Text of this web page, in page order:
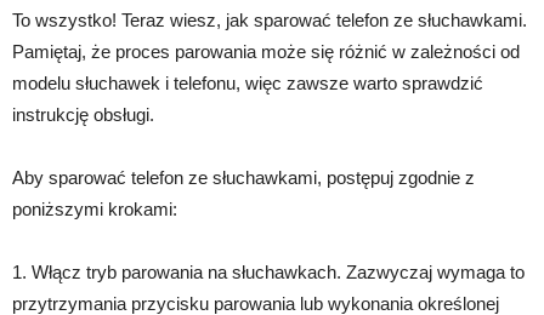
To wszystko! Teraz wiesz, jak sparować telefon ze słuchawkami.
Pamiętaj, że proces parowania może się różnić w zależności od
modelu słuchawek i telefonu, więc zawsze warto sprawdzić
instrukcję obsługi.
Aby sparować telefon ze słuchawkami, postępuj zgodnie z
poniższymi krokami:
1. Włącz tryb parowania na słuchawkach. Zazwyczaj wymaga to
przytrzymania przycisku parowania lub wykonania określonej